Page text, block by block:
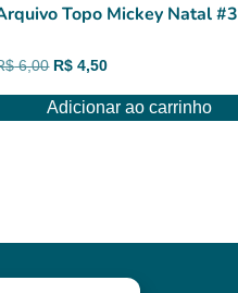
Topo Mickey Natal #3
6,00 O
original
R$ 4,50O
atual
Adicionar ao carrinho